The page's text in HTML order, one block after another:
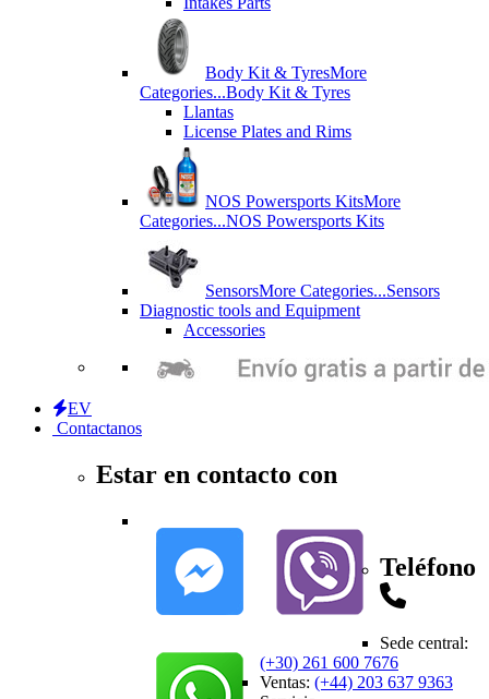
Body Kit & TyresMore
Categories...Body Kit & Tyres
Llantas
License Plates and Rims
NOS Powersports KitsMore
Categories...NOS Powersports Kits
SensorsMore Categories...Sensors
Diagnostic tools and Equipment
Accessories
EV
Contactanos
Estar en contacto con
Teléfono
Sede central:
(+30) 261 600 7676
Ventas: (+44) 203 637 9363